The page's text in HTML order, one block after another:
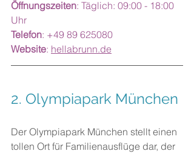
Öffnungszeiten: Täglich: 09:00 - 18:00
Uhr
Telefon: +49 89 625080
Website: hellabrunn.de
2. Olympiapark München
Der Olympiapark München stellt einen
tollen Ort für Familienausflüge dar, der